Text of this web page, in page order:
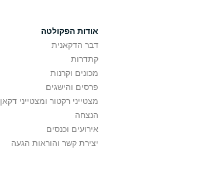
אודות הפקולטה
דבר הדקאנית
קתדרות
מכונים וקרנות
פרסים והישגים
מצטייני רקטור ומצטייני דקאן
הנצחה
אירועים וכנסים
יצירת קשר והוראות הגעה